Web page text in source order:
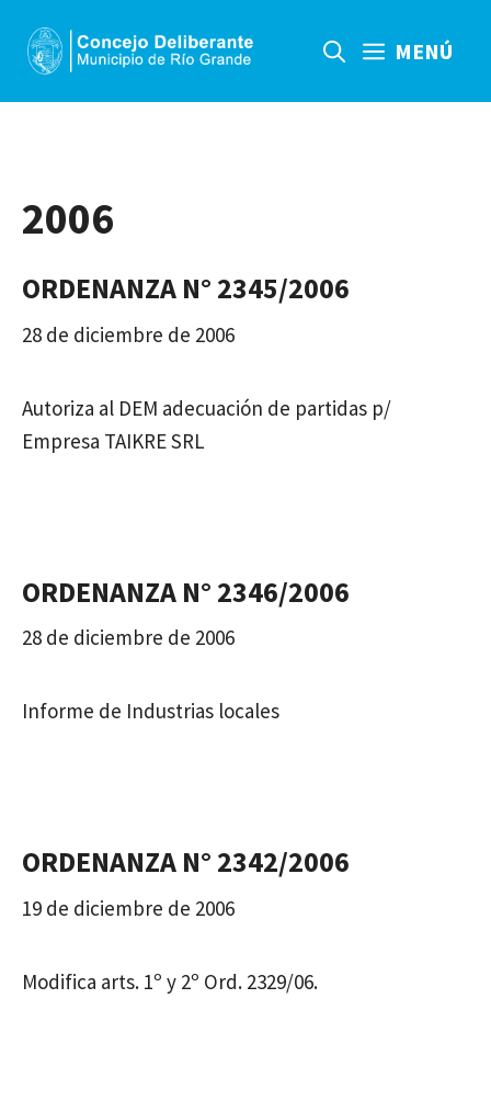
contenido
MENÚ
2006
ORDENANZA N° 2345/2006
28 de diciembre de 2006
Autoriza al DEM adecuación de partidas p/
Empresa TAIKRE SRL
ORDENANZA N° 2346/2006
28 de diciembre de 2006
Informe de Industrias locales
ORDENANZA N° 2342/2006
19 de diciembre de 2006
Modifica arts. 1º y 2º Ord. 2329/06.